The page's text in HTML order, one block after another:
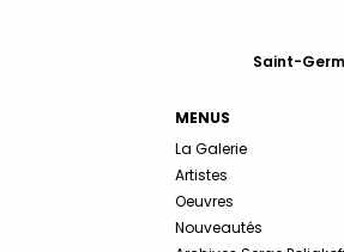
Saint-
MENUS
La Galerie
Artistes
Oeuvres
Nouveautés